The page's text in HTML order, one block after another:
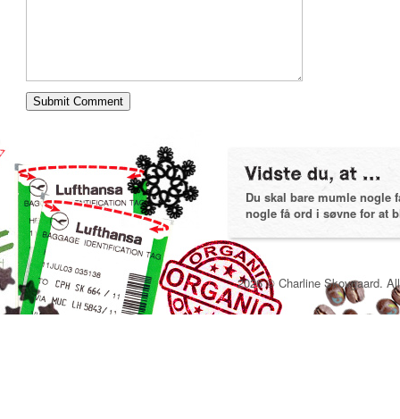
Du skal bare mumle nogle
nogle få ord i søvne for at
2026 © Charline Skovgaard.